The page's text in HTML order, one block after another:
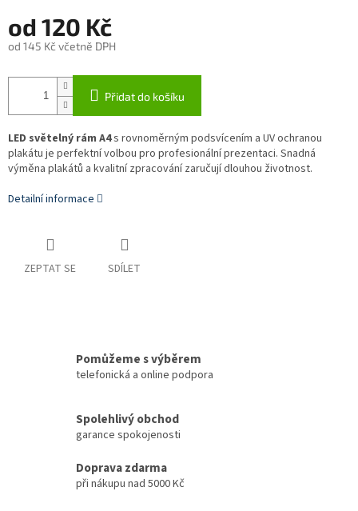
od 120 Kč
od 145 Kčvčetně DPH
Přidat do košíku
LED světelný rám A4s rovnoměrným podsvícením a UV ochranou
plakátu je perfektní volbou pro profesionální prezentaci. Snadná
výměna plakátů a kvalitní zpracování zaručují dlouhou životnost.
Detailní informace
ZEPTAT SE SDÍLET
Pomůžeme s výběrem
telefonická a online podpora
Spolehlivý obchod
garance spokojenosti
Doprava zdarma
při nákupu nad 5000 Kč